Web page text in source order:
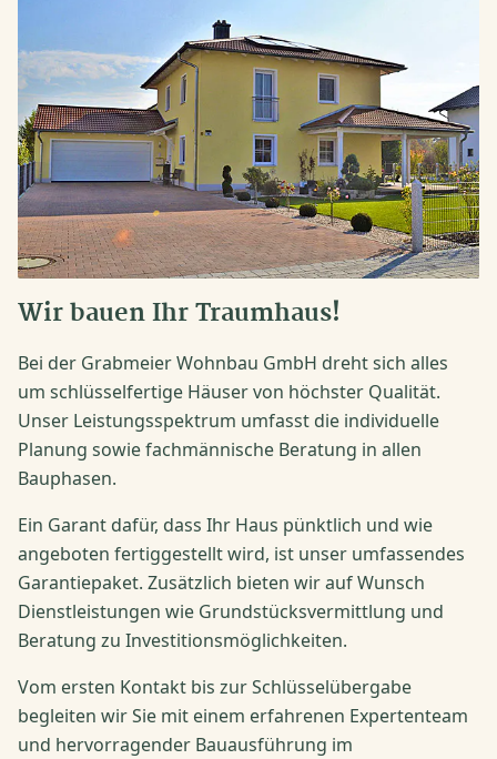
Wir bauen Ihr Traumhaus!
Bei der Grabmeier Wohnbau GmbH dreht sich alles
um schlüsselfertige Häuser von höchster Qualität.
Unser Leistungsspektrum umfasst die individuelle
Planung sowie fachmännische Beratung in allen
Bauphasen.
Ein Garant dafür, dass Ihr Haus pünktlich und wie
angeboten fertiggestellt wird, ist unser umfassendes
Garantiepaket. Zusätzlich bieten wir auf Wunsch
Dienstleistungen wie Grundstücksvermittlung und
Beratung zu Investitionsmöglichkeiten.
Vom ersten Kontakt bis zur Schlüsselübergabe
begleiten wir Sie mit einem erfahrenen Expertenteam
und hervorragender Bauausführung im